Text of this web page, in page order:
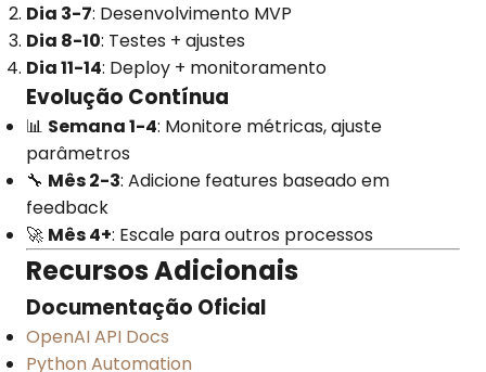
Dia 3-7: Desenvolvimento MVP
Dia 8-10: Testes + ajustes
Dia 11-14: Deploy + monitoramento
Evolução Contínua
📊 Semana 1-4: Monitore métricas, ajuste
parâmetros
🔧 Mês 2-3: Adicione features baseado em
feedback
🚀 Mês 4+: Escale para outros processos
Recursos Adicionais
Documentação Oficial
OpenAI API Docs
Python Automation